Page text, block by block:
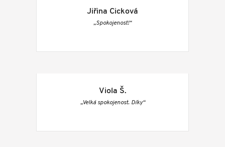
Jiřina Cicková
„Spokojenost!“
Viola Š.
„Velká spokojenost. Díky“